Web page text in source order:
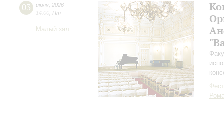
03 июля 2026
14:00 Пт
Малый зал